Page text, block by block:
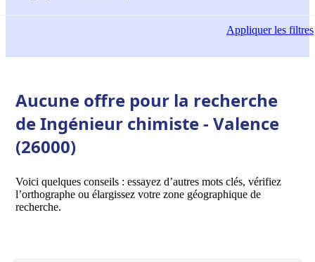
Appliquerles filtres
Aucune offre pour la recherche
de Ingénieur chimiste - Valence
(26000)
Voici quelques conseils : essayez d’autres mots clés, vérifiez
l’orthographe ou élargissez votre zone géographique de
recherche.